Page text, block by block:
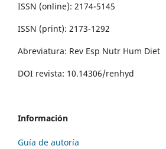
ISSN (online): 2174-5145
ISSN (print): 2173-1292
Abreviatura: Rev Esp Nutr Hum Diet
DOI revista: 10.14306/renhyd
Información
Guía de autoría